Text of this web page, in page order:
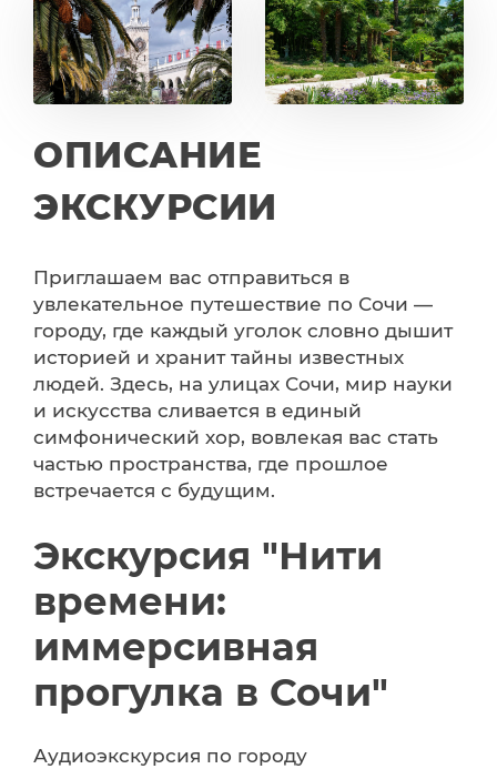
ОПИСАНИЕ
ЭКСКУРСИИ
Приглашаем вас отправиться в
увлекательное путешествие по Сочи —
городу, где каждый уголок словно дышит
историей и хранит тайны известных
людей. Здесь, на улицах Сочи, мир науки
и искусства сливается в единый
симфонический хор, вовлекая вас стать
частью пространства, где прошлое
встречается с будущим.
Экскурсия "Нити
времени:
иммерсивная
прогулка в Сочи"
Аудиоэкскурсия по городу